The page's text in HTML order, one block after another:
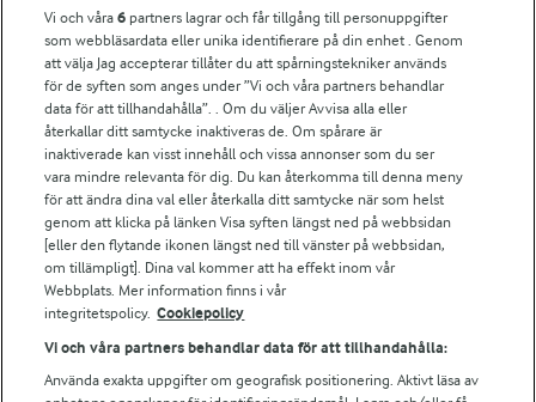
För ägare
Arlas kundportal
Arla.com
Falbygdens Ost
Arla webbshop
Bildbank
Följ oss
Vi och våra6 partners lagrar och får tillgång till personuppgifter
som webbläsardata eller unika identifierare på din enhet . Genom
att välja Jag accepterar tillåter du att spårningstekniker används
för de syften som anges under ”Vi och våra partners behandlar
data för att tillhandahålla”. . Om du väljer Avvisa alla eller
återkallar ditt samtycke inaktiveras de. Om spårare är
inaktiverade kan visst innehåll och vissa annonser som du ser
vara mindre relevanta för dig. Du kan återkomma till denna meny
för att ändra dina val eller återkalla ditt samtycke när som helst
genom att klicka på länken Visa syften längst ned på webbsidan
[eller den flytande ikonen längst ned till vänster på webbsidan,
om tillämpligt]. Dina val kommer att ha effekt inom vår
Webbplats. Mer information finns i vår
integritetspolicy. Cookiepolicy
Vi och våra partners behandlar data för att tillhandahålla:
Använda exakta uppgifter om geografisk positionering. Aktivt läsa av